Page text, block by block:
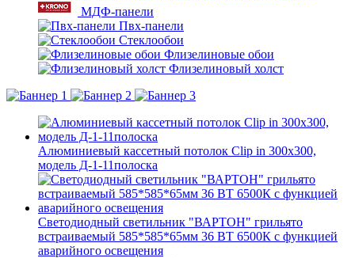
МДФ-панели
Пвх-панели
Стеклообои
Флизелиновые обои
Флизелиновый холст
Алюминиевый кассетный потолок Clip in 300х300,
модель Д-1-11полоска
Светодиодный светильник "ВАРТОН" грильято
встраиваемый 585*585*65мм 36 ВТ 6500К с функцией
аварийного освещения